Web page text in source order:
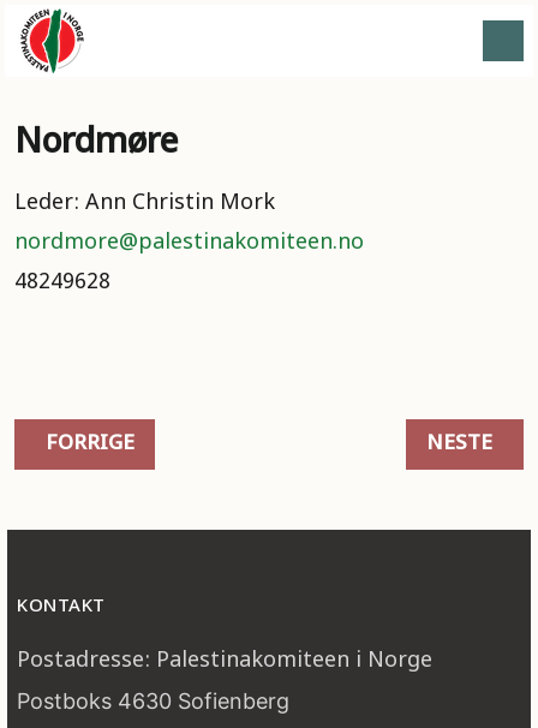
Nordmøre
Leder: Ann Christin Mork
nordmore@palestinakomiteen.no
48249628
FORRIGE ARTIKKEL: NESODDEN
FORRIGE NESTE
NESTE
KONTAKT
Postadresse: Palestinakomiteen i Norge
Postboks 4630 Sofienberg